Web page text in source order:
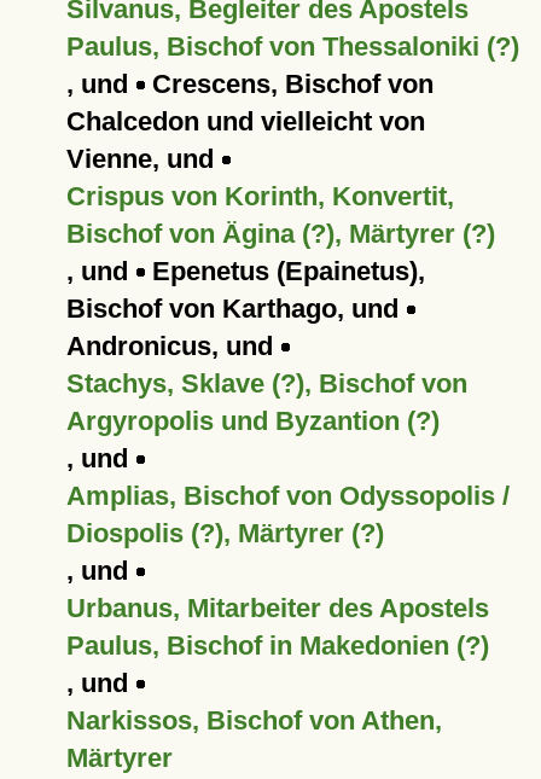
Silvanus, Begleiter des Apostels
Paulus, Bischof von Thessaloniki (?)
, und Crescens, Bischof von
Chalcedon und vielleicht von
Vienne, und
Crispus von Korinth, Konvertit,
Bischof von Ägina (?), Märtyrer (?)
, und Epenetus (Epainetus),
Bischof von Karthago, und
Andronicus, und
Stachys, Sklave (?), Bischof von
Argyropolis und Byzantion (?)
, und
Amplias, Bischof von Odyssopolis /
Diospolis (?), Märtyrer (?)
, und
Urbanus, Mitarbeiter des Apostels
Paulus, Bischof in Makedonien (?)
, und
Narkissos, Bischof von Athen,
Märtyrer